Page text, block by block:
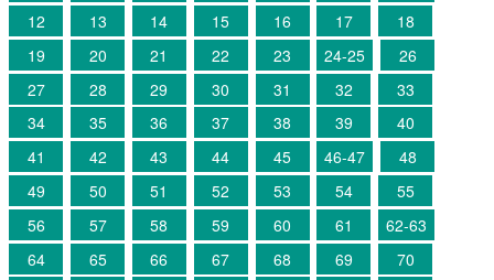
12
13 14 15 16 17
18
19
20 21 22 23 24-25
26
27
28 29 30 31 32
33
34
35 36 37 38 39
40
41
42 43 44 45 46-47
48
49
50 51 52 53 54
55
56
57 58 59 60 61
62-63
64
65 66 67 68 69
70